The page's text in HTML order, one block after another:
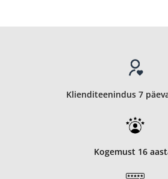
Klienditeenindus 7
Kogemust 16